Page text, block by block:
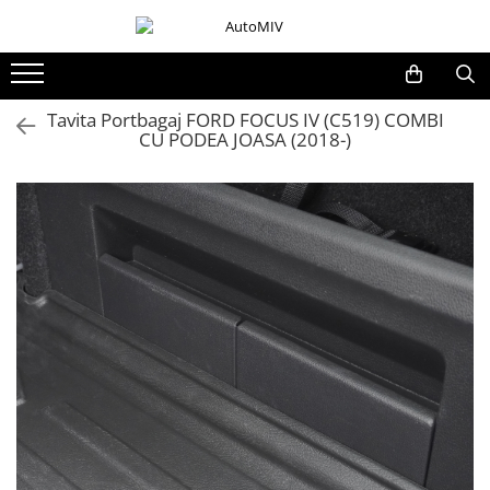
Oferta Saptamanii
Bloc Lumini
Butoane Reglare Oglinzi
Seturi Butoane
Butoane Blocare/Deblocare
Buton Frana
Buton Clapeta Rezervor
Buton Portbagaj
Alte Butoane/Comutatoare
Butoane Semnalizare
Tavita Portbagaj FORD FOCUS IV (C519) COMBI
CU PODEA JOASA (2018-)